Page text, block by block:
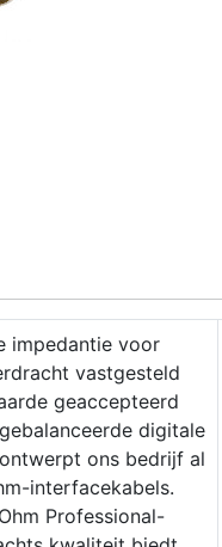
impedantie voor
vastgesteld
geaccepteerd
digitale
ons bedrijf al
interfacekabels.
Professional-